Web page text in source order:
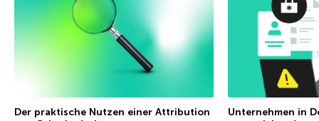
Der praktische Nutzen einer Attribution
Unternehmen in